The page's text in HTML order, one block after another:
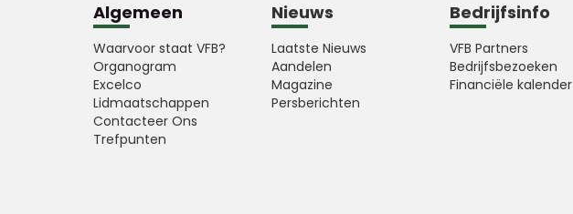
Algemeen
Waarvoor staat VFB?
Organogram
Excelco
Lidmaatschappen
Contacteer Ons
Trefpunten
Nieuws
Laatste Nieuws
Aandelen
Magazine
Persberichten
Bedrijfsinfo
VFB Partners
Bedrijfsbezoeken
Financiële kalender